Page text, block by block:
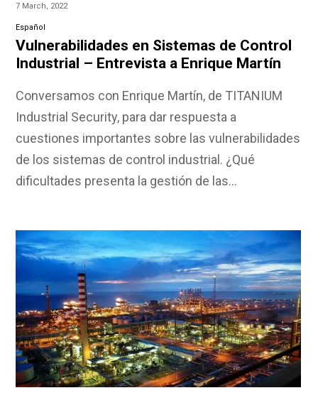
7 March, 2022
Español
Vulnerabilidades en Sistemas de Control
Industrial – Entrevista a Enrique Martín
Conversamos con Enrique Martín, de TITANIUM
Industrial Security, para dar respuesta a
cuestiones importantes sobre las vulnerabilidades
de los sistemas de control industrial. ¿Qué
dificultades presenta la gestión de las…